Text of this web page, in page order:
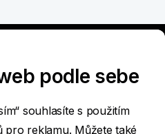
podle sebe
souhlasíte s použitím
pro reklamu. Můžete také